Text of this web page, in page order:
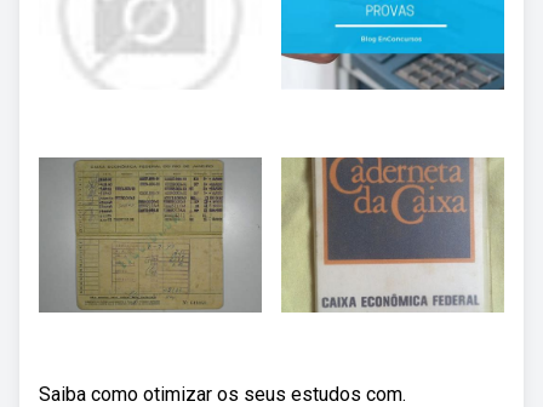
Saiba como otimizar os seus estudos com.